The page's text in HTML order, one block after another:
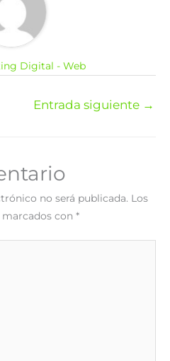
Digital - Web
Entrada siguiente →
no será publicada. Los
con *